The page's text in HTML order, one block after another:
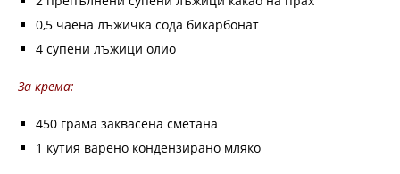
0,5 чаена лъжичка сода бикарбонат
4 супени лъжици олио
За крема:
450 грама заквасена сметана
1 кутия варено кондензирано мляко